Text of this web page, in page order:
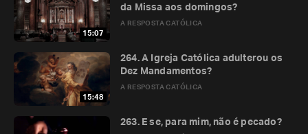
15:07
A RESPOSTA CATÓLICA
da Missa aos domingos?
15:48
A RESPOSTA CATÓLICA
264. A Igreja Católica adulterou os
Dez Mandamentos?
263. E se, para mim, não é pecado?